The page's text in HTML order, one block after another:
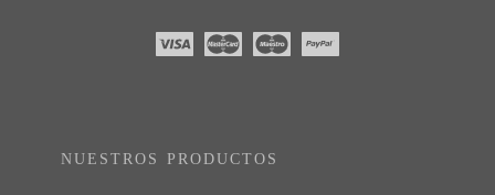
NUESTROS PRODUCTOS